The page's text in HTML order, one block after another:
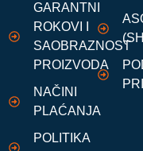
GARANTNI
ROKOVI I
SAOBRAZNOST
PROIZVODA
NAČINI
PLAĆANJA
POLITIKA